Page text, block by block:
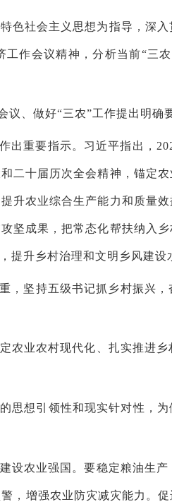
色社会主义思想为指导，深
作会议精神，分析当前“三
、做好“三农”工作提出明确
出重要指示。习近平指出，
二十届历次全会精神，锚定
升农业综合生产能力和质量
坚成果，把常态化帮扶纳入
提升乡村治理和文明乡风建设
，坚持五级书记抓乡村振兴
农业农村现代化、扎实推进
想引领性和现实针对性，
设农业强国。要稳定粮油生
，增强农业防灾减灾能力。